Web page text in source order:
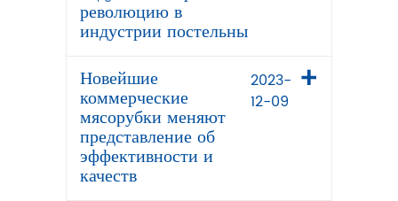
революцию в
индустрии постельны
Новейшие
коммерческие
мясорубки меняют
представление об
эффективности и
качеств
2023-
12-09